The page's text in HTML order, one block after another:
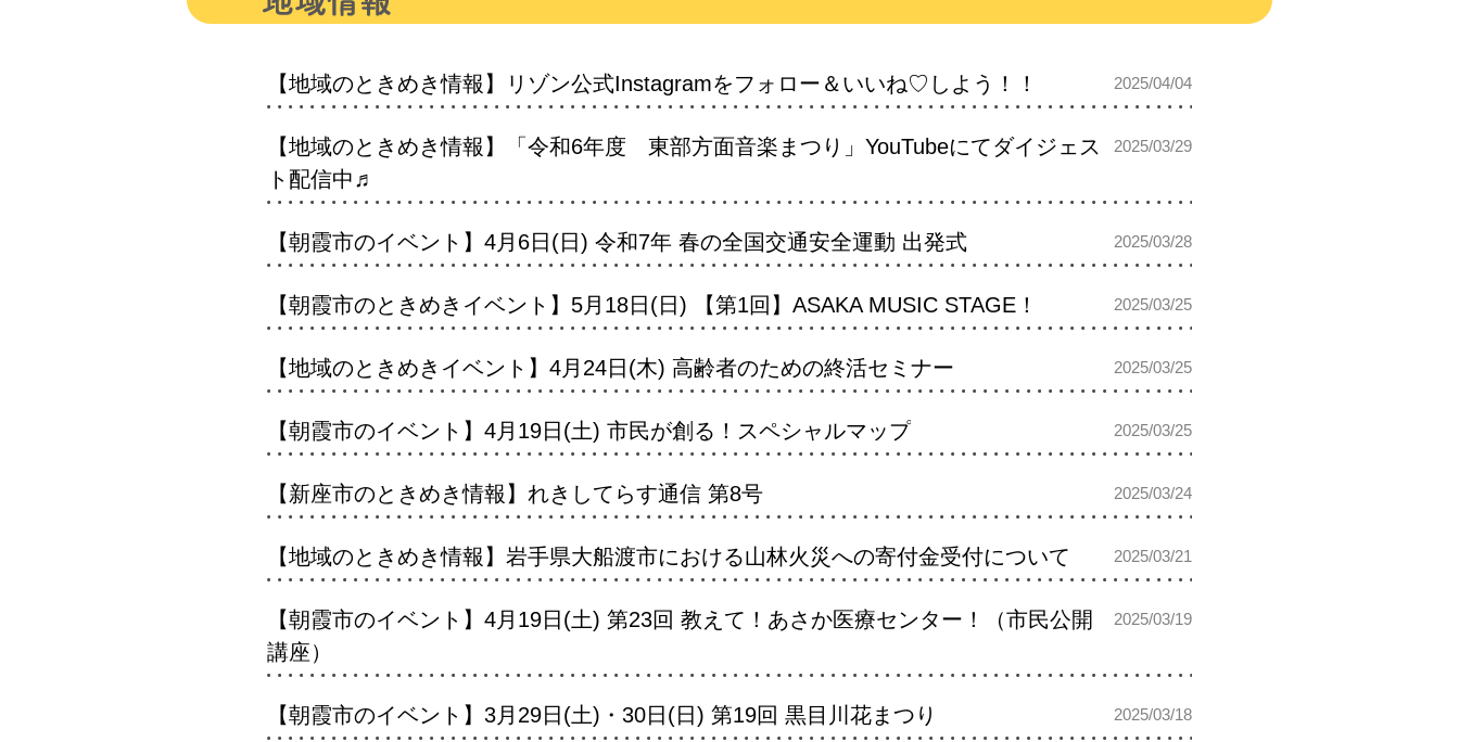
2025/04/04
【地域のときめき情報】リゾン公式Instagramをフォロー＆いいね♡しよう！！
2025/03/29
【地域のときめき情報】「令和6年度 東部方面音楽まつり」YouTubeにてダイジェス
ト配信中♬
2025/03/28
【朝霞市のイベント】4月6日(日) 令和7年 春の全国交通安全運動 出発式
2025/03/25
【朝霞市のときめきイベント】5月18日(日) 【第1回】ASAKA MUSIC STAGE！
2025/03/25
【地域のときめきイベント】4月24日(木) 高齢者のための終活セミナー
2025/03/25
【朝霞市のイベント】4月19日(土) 市民が創る！スペシャルマップ
2025/03/24
【新座市のときめき情報】れきしてらす通信 第8号
2025/03/21
【地域のときめき情報】岩手県大船渡市における山林火災への寄付金受付について
2025/03/19
【朝霞市のイベント】4月19日(土) 第23回 教えて！あさか医療センター！（市民公開
講座）
2025/03/18
【朝霞市のイベント】3月29日(土)・30日(日) 第19回 黒目川花まつり